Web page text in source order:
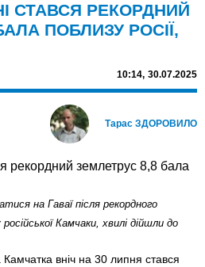
СТАВСЯ РЕКОРДНИЙ
ПОБЛИЗУ РОСІЇ,
10:14, 30.07.2025
Тарас ЗДОРОВИЛО
на Гаваї після рекордного
Камчаки, хвилі дійшли до
Камчатка вніч на 30 липня стався